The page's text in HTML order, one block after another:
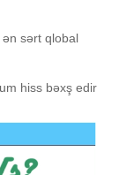
sərt qlobal
hiss bəxş edir